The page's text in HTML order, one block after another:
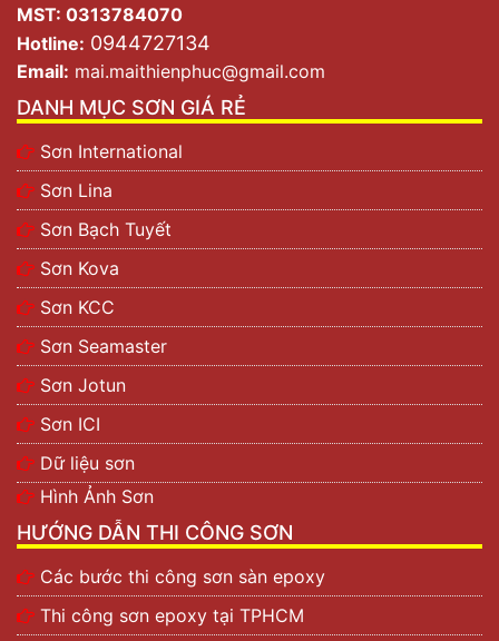
MST: 0313784070
Hotline: 0944727134
Email: mai.maithienphuc@gmail.com
DANH MỤC SƠN GIÁ RẺ
Sơn International
Sơn Lina
Sơn Bạch Tuyết
Sơn Kova
Sơn KCC
Sơn Seamaster
Sơn Jotun
Sơn ICI
Dữ liệu sơn
Hình Ảnh Sơn
HƯỚNG DẪN THI CÔNG SƠN
Các bước thi công sơn sàn epoxy
Thi công sơn epoxy tại TPHCM